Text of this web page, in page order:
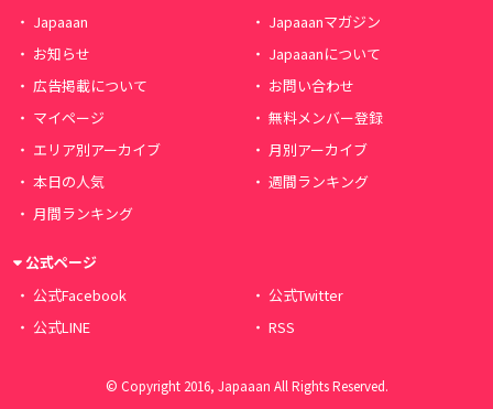
Japaaan
Japaaanマガジン
お知らせ
Japaaanについて
広告掲載について
お問い合わせ
マイページ
無料メンバー登録
エリア別アーカイブ
月別アーカイブ
本日の人気
週間ランキング
月間ランキング
公式ページ
公式Facebook
公式Twitter
公式LINE
RSS
© Copyright 2016, Japaaan All Rights Reserved.